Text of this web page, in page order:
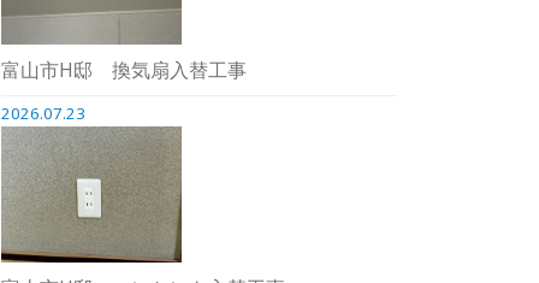
富山市H邸 換気扇入替工事
2026.07.23